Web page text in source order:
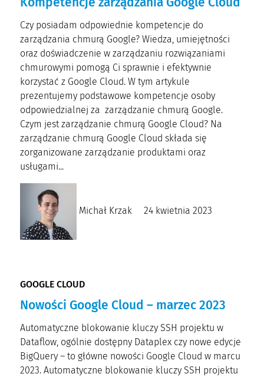
Czy posiadam odpowiednie kompetencje do
zarządzania chmurą Google? Wiedza, umiejętności
oraz doświadczenie w zarządzaniu rozwiązaniami
chmurowymi pomogą Ci sprawnie i efektywnie
korzystać z Google Cloud. W tym artykule
prezentujemy podstawowe kompetencje osoby
odpowiedzialnej za zarządzanie chmurą Google.
Czym jest zarządzanie chmurą Google Cloud? Na
zarządzanie chmurą Google Cloud składa się
zorganizowane zarządzanie produktami oraz
usługami...
Michał Krzak 24 kwietnia 2023
GOOGLE CLOUD
Nowości Google Cloud – marzec 2023
Automatyczne blokowanie kluczy SSH projektu w
Dataflow, ogólnie dostępny Dataplex czy nowe edycje
BigQuery – to główne nowości Google Cloud w marcu
2023. Automatyczne blokowanie kluczy SSH projektu